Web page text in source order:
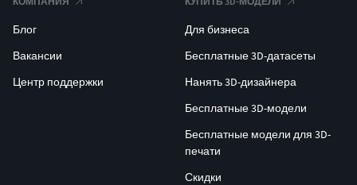
Блог
Вакансии
Центр поддержки
Для бизнеса
Бесплатные 3D-датасеты
Нанять 3D-дизайнера
Бесплатные 3D-модели
Бесплатные модели для 3D-
печати
Скидки